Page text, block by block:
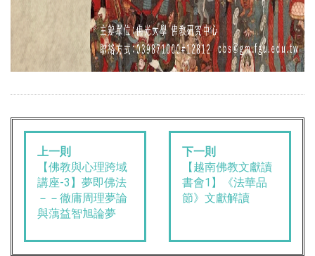
上一則
【佛教與心理跨域
講座-3】夢即佛法
－－徹庸周理夢論
與蕅益智旭論夢
下一則
【越南佛教文獻讀
書會1】《法華品
節》文獻解讀